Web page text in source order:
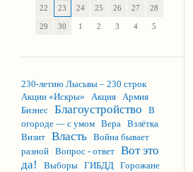
22 23 24 25 26 27 28
29 30 1 2 3 4 5
230-летию Лысьвы – 230 строк
Акции «Искры»
Акция Армия
Бизнес Благоустройство
В
огороде — с умом Вера Взлётка
Визит Власть Война бывает
разной Вопрос - ответ Вот это
да!
Выборы ГИБДД Горожане